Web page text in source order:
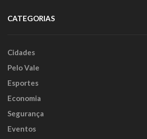
CATEGORIAS
Cidades
Pelo Vale
Esportes
Economia
Segurança
Eventos